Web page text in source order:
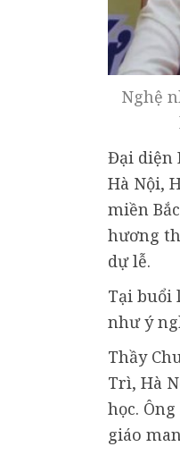
Nghệ
Đại diện
Hà Nội,
miền
hương
dự lễ.
Tại buổi
như ý
Thầy
Trì, Hà
học.
giáo